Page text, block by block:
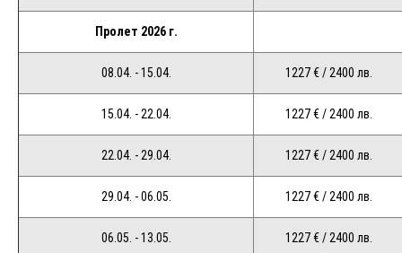
Пролет 2026 г.
08.04. - 15.04. 1227 € / 2400 лв.
15.04. - 22.04. 1227 € / 2400 лв.
22.04. - 29.04. 1227 € / 2400 лв.
29.04. - 06.05. 1227 € / 2400 лв.
06.05. - 13.05. 1227 € / 2400 лв.